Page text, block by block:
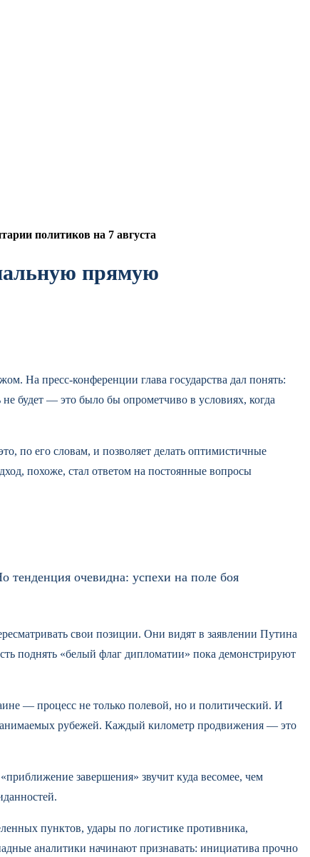
политиков на 7 августа
прямую
На пресс-конференции глава государства дал понять:
будет — это было бы опрометчиво в условиях, когда
по его словам, и позволяет делать оптимистичные
похоже, стал ответом на постоянные вопросы
тенденция очевидна: успехи на поле боя
свои позиции. Они видят в заявлении Путина
поднять «белый флаг дипломатии» пока демонстрируют
— процесс не только полевой, но и политический. И
рубежей. Каждый километр продвижения — это
завершения» звучит куда весомее, чем
пунктов, удары по логистике противника,
аналитики начинают признавать: инициатива прочно